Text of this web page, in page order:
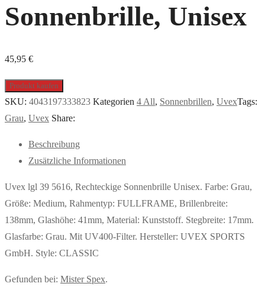
Sonnenbrille, Unisex
45,95 €
Produkt kaufen
SKU: 4043197333823 Kategorien 4 All, Sonnenbrillen, UvexTags:
Grau, Uvex Share:
Beschreibung
Zusätzliche Informationen
Uvex lgl 39 5616, Rechteckige Sonnenbrille Unisex. Farbe: Grau,
Größe: Medium, Rahmentyp: FULLFRAME, Brillenbreite:
138mm, Glashöhe: 41mm, Material: Kunststoff. Stegbreite: 17mm.
Glasfarbe: Grau. Mit UV400-Filter. Hersteller: UVEX SPORTS
GmbH. Style: CLASSIC
Gefunden bei: Mister Spex.